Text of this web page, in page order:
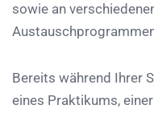
sowie an
Bereits während Ihrer
eines Praktikums,